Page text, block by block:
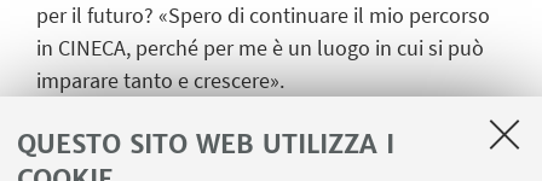
QUESTO SITO WEB UTILIZZA I
per il futuro? «Spero di continuare il mio percorso
in CINECA, perché per me è un luogo in cui si può
imparare tanto e crescere».
Giuseppe per il premio ricevuto, per il suo percorso